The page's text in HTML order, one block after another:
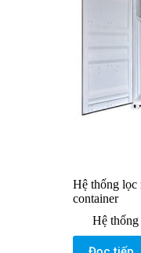
Hệ thống lọc
container
Hệ